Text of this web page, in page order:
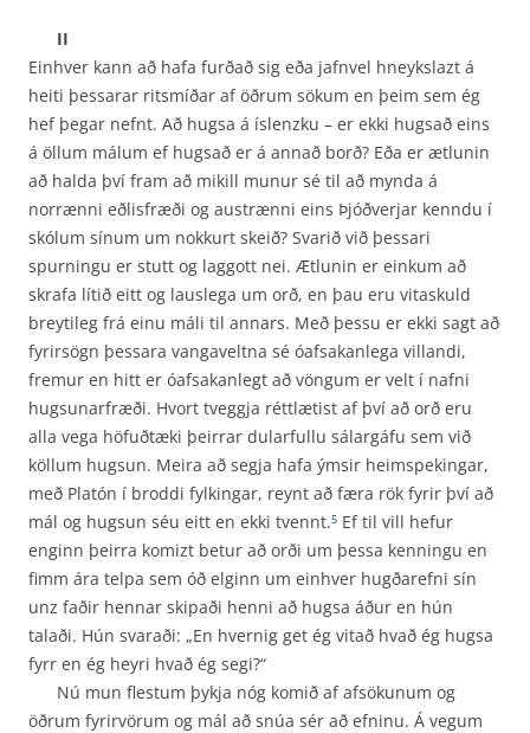
II
Einhver kann að hafa furðað sig eða jafnvel hneykslazt á
heiti þessarar ritsmíðar af öðrum sökum en þeim sem ég
hef þegar nefnt. Að hugsa á íslenzku – er ekki hugsað eins
á öllum málum ef hugsað er á annað borð? Eða er ætlunin
að halda því fram að mikill munur sé til að mynda á
norrænni eðlisfræði og austrænni eins Þjóðverjar kenndu í
skólum sínum um nokkurt skeið? Svarið við þessari
spurningu er stutt og laggott nei. Ætlunin er einkum að
skrafa lítið eitt og lauslega um orð, en þau eru vitaskuld
breytileg frá einu máli til annars. Með þessu er ekki sagt að
fyrirsögn þessara vangaveltna sé óafsakanlega villandi,
fremur en hitt er óafsakanlegt að vöngum er velt í nafni
hugsunarfræði. Hvort tveggja réttlætist af því að orð eru
alla vega höfuðtæki þeirrar dularfullu sálargáfu sem við
köllum hugsun. Meira að segja hafa ýmsir heimspekingar,
með Platón í broddi fylkingar, reynt að færa rök fyrir því að
mál og hugsun séu eitt en ekki tvennt.5 Ef til vill hefur
enginn þeirra komizt betur að orði um þessa kenningu en
fimm ára telpa sem óð elginn um einhver hugðarefni sín
unz faðir hennar skipaði henni að hugsa áður en hún
talaði. Hún svaraði: „En hvernig get ég vitað hvað ég hugsa
fyrr en ég heyri hvað ég segi?“
Nú mun flestum þykja nóg komið af afsökunum og
öðrum fyrirvörum og mál að snúa sér að efninu. Á vegum